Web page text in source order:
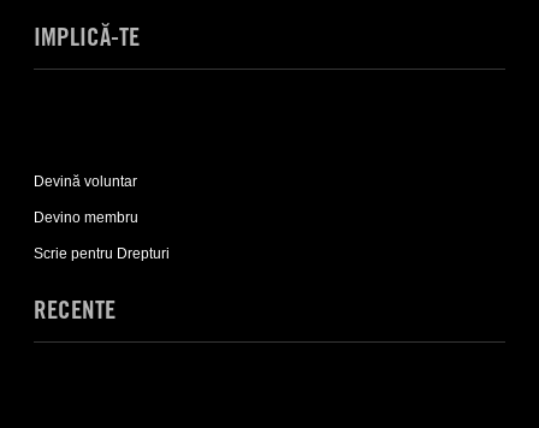
IMPLICĂ-TE
Implică-
te
sub-
list
Devină voluntar
Devino membru
Scrie pentru Drepturi
RECENTE